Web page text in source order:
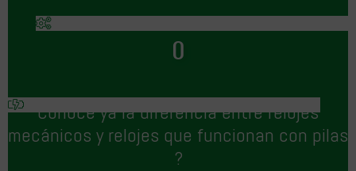
O
Conoce ya la diferencia entre relojes
mecánicos y relojes que funcionan con pilas
?